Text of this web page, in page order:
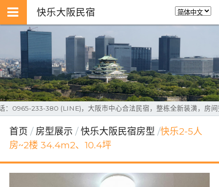
快乐大阪民宿
380 (LINE)，大阪市中心合法民宿，整栋全新装潢，房间整层独立
首页 房型展示 快乐大阪民宿房型 快乐2-5人
房~2楼 34.4m2、10.4坪